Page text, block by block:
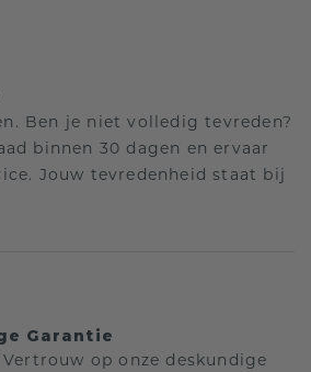
Ben je niet volledig tevreden?
binnen 30 dagen en ervaar
Jouw tevredenheid staat bij
Garantie
op onze deskundige